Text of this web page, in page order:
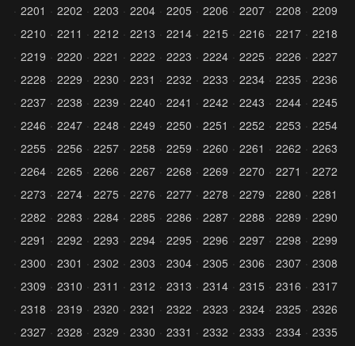
2201
2202 2203 2204 2205 2206 2207 2208
2209
2210
2211 2212 2213 2214 2215 2216 2217
2218
2219
2220 2221 2222 2223 2224 2225 2226
2227
2228
2229 2230 2231 2232 2233 2234 2235
2236
2237
2238 2239 2240 2241 2242 2243 2244
2245
2246
2247 2248 2249 2250 2251 2252 2253
2254
2255
2256 2257 2258 2259 2260 2261 2262
2263
2264
2265 2266 2267 2268 2269 2270 2271
2272
2273
2274 2275 2276 2277 2278 2279 2280
2281
2282
2283 2284 2285 2286 2287 2288 2289
2290
2291
2292 2293 2294 2295 2296 2297 2298
2299
2300
2301 2302 2303 2304 2305 2306 2307
2308
2309
2310 2311 2312 2313 2314 2315 2316
2317
2318
2319 2320 2321 2322 2323 2324 2325
2326
2327
2328 2329 2330 2331 2332 2333 2334
2335